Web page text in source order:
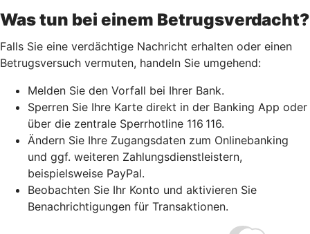
Was tun bei einem Betrugsverdacht?
Falls Sie eine verdächtige Nachricht erhalten oder einen
Betrugsversuch vermuten, handeln Sie umgehend:
Melden Sie den Vorfall bei Ihrer Bank.
Sperren Sie Ihre Karte direkt in der Banking App oder
über die zentrale Sperrhotline 116 116.
Ändern Sie Ihre Zugangsdaten zum Onlinebanking
und ggf. weiteren Zahlungsdienstleistern,
beispielsweise PayPal.
Beobachten Sie Ihr Konto und aktivieren Sie
Benachrichtigungen für Transaktionen.